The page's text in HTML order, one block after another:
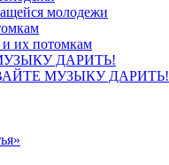
молодежи
и их потомкам
МУЗЫКУ ДАРИТЬ!